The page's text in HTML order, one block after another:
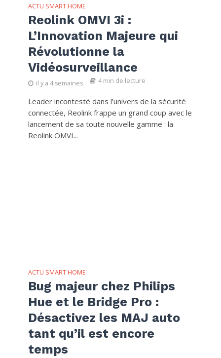
ACTU SMART HOME
Reolink OMVI 3i :
L’Innovation Majeure qui
Révolutionne la
Vidéosurveillance
il y a 4 semaines 4 min de lecture
Leader incontesté dans l’univers de la sécurité
connectée, Reolink frappe un grand coup avec le
lancement de sa toute nouvelle gamme : la
Reolink OMVI...
ACTU SMART HOME
Bug majeur chez Philips
Hue et le Bridge Pro :
Désactivez les MAJ auto
tant qu’il est encore
temps